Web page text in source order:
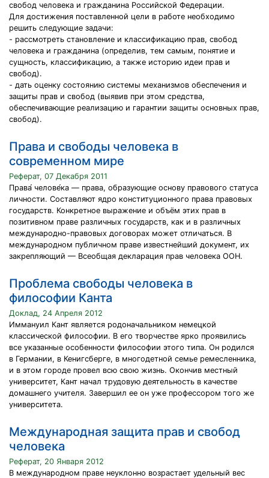
свобод человека и гражданина Российской Федерации.
Для достижения поставленной цели в работе необходимо
решить следующие задачи:
- рассмотреть становление и классификацию прав, свобод
человека и гражданина (определив, тем самым, понятие и
сущность, классификацию, а также историю идеи прав и
свобод).
- дать оценку состоянию системы механизмов обеспечения и
защиты прав и свобод (выявив при этом средства,
обеспечивающие реализацию и гарантии защиты основных прав,
свобод).
Права и свободы человека в
современном мире
Реферат, 07 Декабря 2011
Права́ челове́ка — права, образующие основу правового статуса
личности. Составляют ядро конституционного права правовых
государств. Конкретное выражение и объём этих прав в
позитивном праве различных государств, как и в различных
международно-правовых договорах может отличаться. В
международном публичном праве известнейший документ, их
закрепляющий — Всеобщая декларация прав человека ООН.
Проблема свободы человека в
философии Канта
Доклад, 24 Апреля 2012
Иммануил Кант является родоначальником немецкой
классической философии. В его творчестве ярко проявились
все указанные особенности философии этого типа. Он родился
в Германии, в Кенигсберге, в многодетной семье ремесленника,
и в этом городе провел всю свою жизнь. Окончив местный
университет, Кант начал трудовую деятельность в качестве
домашнего учителя. Завершил ее он уже профессором того же
университета.
Международная защита прав и свобод
человека
Реферат, 20 Января 2012
В международном праве неуклонно возрастает удельный вес